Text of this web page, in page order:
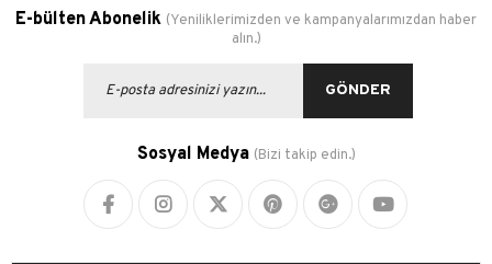
E-bülten Abonelik (Yeniliklerimizden ve kampanyalarımızdan haber
alın.)
GÖNDER
Sosyal Medya (Bizi takip edin.)